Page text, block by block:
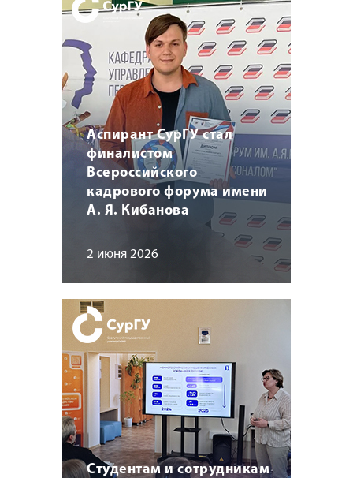
Аспирант СурГУ стал
финалистом
Всероссийского
кадрового форума имени
А. Я. Кибанова
2 июня 2026
Студентам и сотрудникам